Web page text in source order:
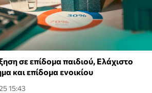
σε επίδομα παιδιού, Ελάχιστο
και επίδομα ενοικίου
15:43